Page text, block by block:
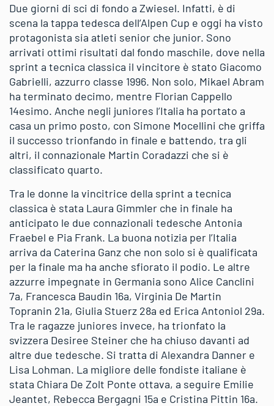
Due giorni di sci di fondo a Zwiesel. Infatti, è di
scena la tappa tedesca dell’Alpen Cup e oggi ha visto
protagonista sia atleti senior che junior. Sono
arrivati ottimi risultati dal fondo maschile, dove nella
sprint a tecnica classica il vincitore è stato Giacomo
Gabrielli, azzurro classe 1996. Non solo, Mikael Abram
ha terminato decimo, mentre Florian Cappello
14esimo. Anche negli juniores l’Italia ha portato a
casa un primo posto, con Simone Mocellini che griffa
il successo trionfando in finale e battendo, tra gli
altri, il connazionale Martin Coradazzi che si è
classificato quarto.
Tra le donne la vincitrice della sprint a tecnica
classica è stata Laura Gimmler che in finale ha
anticipato le due connazionali tedesche Antonia
Fraebel e Pia Frank. La buona notizia per l’Italia
arriva da Caterina Ganz che non solo si è qualificata
per la finale ma ha anche sfiorato il podio. Le altre
azzurre impegnate in Germania sono Alice Canclini
7a, Francesca Baudin 16a, Virginia De Martin
Topranin 21a, Giulia Stuerz 28a ed Erica Antoniol 29a.
Tra le ragazze juniores invece, ha trionfato la
svizzera Desiree Steiner che ha chiuso davanti ad
altre due tedesche. Si tratta di Alexandra Danner e
Lisa Lohman. La migliore delle fondiste italiane è
stata Chiara De Zolt Ponte ottava, a seguire Emilie
Jeantet, Rebecca Bergagni 15a e Cristina Pittin 16a.